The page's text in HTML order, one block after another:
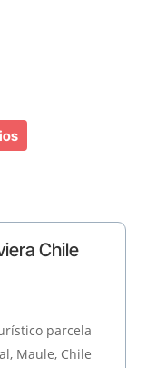
Chile
parcela
Maule, Chile